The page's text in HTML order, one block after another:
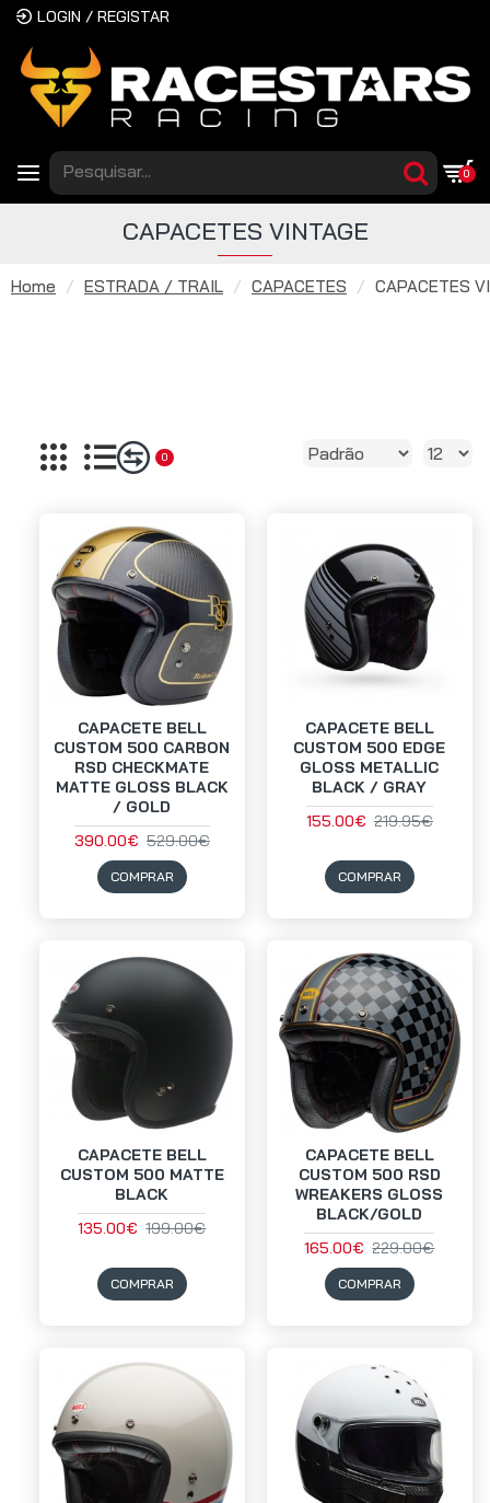
LOGIN / REGISTAR
0
Home ESTRADA / TRAIL CAPACETES CAPACETES
CAPACETES VINTAGE
0
CAPACETE BELL
CUSTOM 500 CARBON
RSD CHECKMATE
MATTE GLOSS BLACK
/ GOLD
390.00€ 529.00€
COMPRAR
CAPACETE BELL
CUSTOM 500 EDGE
GLOSS METALLIC
BLACK / GRAY
155.00€ 219.95€
COMPRAR
CAPACETE BELL
CUSTOM 500 MATTE
BLACK
135.00€ 199.00€
COMPRAR
CAPACETE BELL
CUSTOM 500 RSD
WREAKERS GLOSS
BLACK/GOLD
165.00€ 229.00€
COMPRAR